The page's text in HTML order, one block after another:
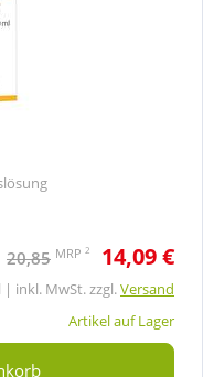
20,85 MRP 2 14,09 €
| inkl. MwSt. zzgl.Versand
Artikel auf Lager